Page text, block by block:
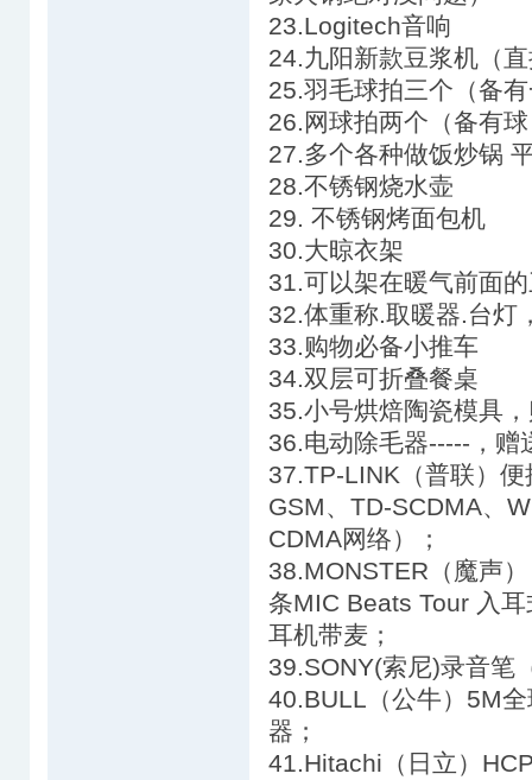
23.Logitech音响
24.九阳新款豆浆机（
25.羽毛球拍三个（备
26.网球拍两个（备有
27.多个各种做饭炒锅
28.不锈钢烧水壶
29. 不锈钢烤面包机
30.大晾衣架
31.可以架在暖气前面
32.体重称.取暖器.台灯
33.购物必备小推车
34.双层可折叠餐桌
35.小号烘焙陶瓷模具
36.电动除毛器-----，赠
37.TP-LINK（普联）
GSM、TD-SCDMA、
CDMA网络）；
38.MONSTER（魔声
条MIC Beats Tour 入耳
耳机带麦；
39.SONY(索尼)录音笔
40.BULL（公牛）5M
器；
41.Hitachi（日立）